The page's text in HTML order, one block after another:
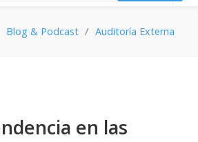
Blog & Podcast Auditoría Externa
en las